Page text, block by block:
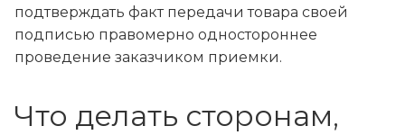
подтверждать факт передачи товара своей
подписью правомерно одностороннее
проведение заказчиком приемки.
Что делать сторонам,